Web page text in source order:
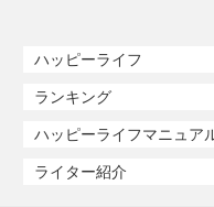
ハッピーライフ
ランキング
ハッピーライフマニュア
ライター紹介